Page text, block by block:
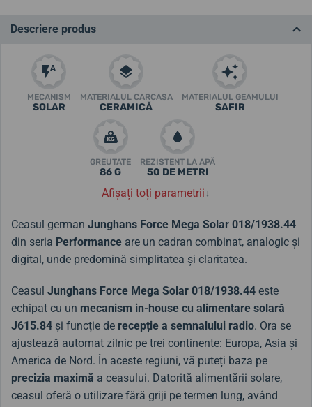
Descriere produs
MECANISM
SOLAR
MATERIALUL CARCASA
CERAMICĂ
MATERIALUL GEAMULUI
SAFIR
GREUTATE
86 G
REZISTENT LA APĂ
50 DE METRI
Afișați toți parametrii↓
Ceasul german Junghans Force Mega Solar 018/1938.44
din seria Performance are un cadran combinat, analogic și
digital, unde predomină simplitatea și claritatea.
Ceasul Junghans Force Mega Solar 018/1938.44 este
echipat cu un mecanism in-house cu alimentare solară
J615.84 și funcție de recepție a semnalului radio. Ora se
ajustează automat zilnic pe trei continente: Europa, Asia și
America de Nord. În aceste regiuni, vă puteți baza pe
precizia maximă a ceasului. Datorită alimentării solare,
ceasul oferă o utilizare fără griji pe termen lung, având